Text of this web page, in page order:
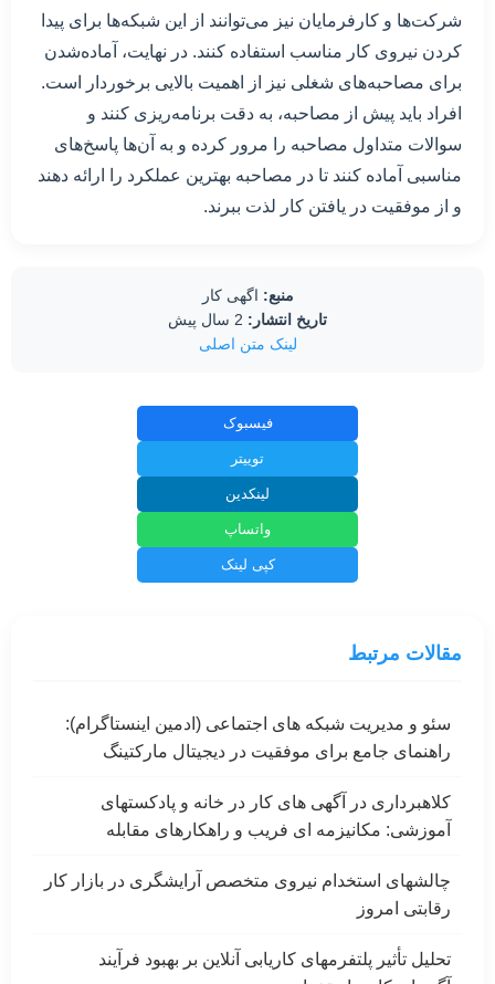
شرکت‌ها و کارفرمایان نیز می‌توانند از این شبکه‌ها برای پیدا
کردن نیروی کار مناسب استفاده کنند. در نهایت، آماده‌شدن
برای مصاحبه‌های شغلی نیز از اهمیت بالایی برخوردار است.
افراد باید پیش از مصاحبه، به دقت برنامه‌ریزی کنند و
سوالات متداول مصاحبه را مرور کرده و به آن‌ها پاسخ‌های
مناسبی آماده کنند تا در مصاحبه بهترین عملکرد را ارائه دهند
و از موفقیت در یافتن کار لذت ببرند.
منبع: اگهی کار
تاریخ انتشار:
لینک متن اصلی
فیسبوک
توییتر
لینکدین
واتساپ
کپی لینک
مقالات مرتبط
سئو و مدیریت شبکه های اجتماعی (ادمین اینستاگرام):
راهنمای جامع برای موفقیت در دیجیتال مارکتینگ
کلاهبرداری در آگهی های کار در خانه و پادکستهای
آموزشی: مکانیزمه ای فریب و راهکارهای مقابله
چالشهای استخدام نیروی متخصص آرایشگری در بازار کار
رقابتی امروز
تحلیل تأثیر پلتفرمهای کاریابی آنلاین بر بهبود فرآیند